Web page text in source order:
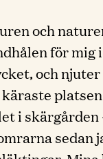
och
för mig
och njuter
käraste
i skärgården
sedan